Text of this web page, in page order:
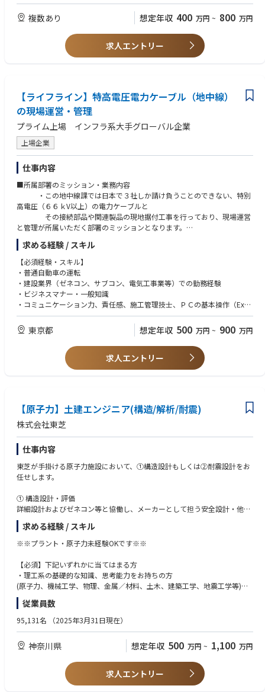
発電施設の電気設備にとどまらず、土木建築領域も含めて一括で発注した
いお客様のニーズに応じ得る、次世代の工事設計キーマン育成を
目指しています。まずは自家用発電所新設工事等の構造設計を中心とした
土木建築の計画業務に従事していただきます。
技術スキルをより高めるため現地施工管理業務に従事いただくこともあり
「高度な専門職を目指すエキスパートコース」と「組織経営面から経営活
動を牽引するマネジメントコース」が準備されています。
●職場環境
残業時間：平均20時間/月 程度
出張：有 (頻度：2～3回/月、期間：2日程度)
転勤可能性：大阪地区、九州地区の拠点への転勤可能性有り
リモートワーク：有
中途社員の割合：約10%
・当社は電力インフラ分野のリーディング企業であり、社会インフラを支
える重要な役割を担っています。自身が携わったプラントが多くの人々の
・数十億円規模の大規模プロジェクトがあります。関係者全員の協力のも
と、現場の最前線で業務に携わり、綿密な計画と高度な技術を駆使して工
●事業/製品の強み
当社の発電設備，送電・配電設備，計装制御システムなど電力プラントに
関わる主要電気設備は、三菱電機と三菱電機グループ内で全て供給するこ
とができ、国内外で数多くの納入実績があります。長年に渡り培ってきた
「技術力，経験，総合力」は国内外の多くの顧客から高く評価頂いており
ます。
今後も更なる技術革新を進めながら、持続可能な社会の実現に貢献してい
きます。
●想定されるキャリアパス
まずは、現場責任者の元で当社の施工管理業務を習得して頂き、将来的に
は現場責任者として案件を担当して頂きます。
能力や適正に応じて、国内での大型発電プラント、変電プラント、原子力
プラント、海外の発電プラントに係る据付計画業務、現地施工管理業務等
に従事頂くことを想定しています。
●職場環境
残業時間 ：平均20時間/月 程度
出張：有 (頻度：2～3回/月、期間：2日程度)
転勤可能性：大阪地区、九州地区の拠点への転勤可能性有り
リモートワーク：導入実績有（現地派遣時は無し）
中途社員の割合：約１０%
・ゼネコン対応の経験のある方
・中国での開発経験
複数あり 想定年収 400 万円 ~ 800 万円
求人エントリー
【ライフライン】特高電圧電力ケーブル（地中線）
の現場運営・管理
プライム上場 インフラ系大手グローバル企業
上場企業
仕事内容
■所属部署のミッション・業務内容
・この地中線課では日本で３社しか請け負うことのできない、特別
高電圧（６６ｋV以上）の電力ケーブルと
その接続部品や関連製品の現地据付工事を行っており、現場運営
と管理が所属いただく部署のミッションとなります。
・管理の範囲は広く、工程・安全・品質・原価・環境保全管理が対
象となります。
■担当いただく業務
・工事現場の施工管理の補佐業務（工程、安全、品質、原価、環境
・工事着工前の諸準備の補佐業務（顧客との打合せ、現場調査、工
程表の作成、施工計画書の作成、
許可申請届出、労災保険加入申請、現場事務所設営、実行予算作
成、連絡先の届出、消耗品の手配、
理、安全・健康管理、工事費管理、記録類の保管、他企業との調整、勤怠
管理、工事記録、週報作成、トラブル対応）
■入社後のキャリアパス
・現場にアサインされるのは同じ会社の社員ばかりです。
1つの現場で30～40名ほどになるものも多く、ベテラン社員の基
で業務を覚えられます。
・数年後には現場代理人として、一つの案件を１人でご対応いただ
きます。
■この業務のやりがい・魅力
学ぶことができます。
・人々のライフラインを支えるインフラである電力ケーブルの据付
という、社会貢献性の高い業務を運営・管理いただけます。
・電力ケーブルはなくなることがなく、また長期間による老朽化で
の置き換え需要もあるため、
将来なくなることはなく、安定した市場が見込まれます。
特に足元では、20世紀中ごろ以降に施工したケーブルの老朽化に
よる置き換えで需要にあふれており、
職務をになっていただける方を増員募集しております。
・普段目にすることのないような直系のケーブルを扱い、1件当た
求める経験 / スキル
【必須経験・スキル】
・普通自動車の運転
・建設業界（ゼネコン、サブコン、電気工事業等）での勤務経験
・ビジネスマナー・一般知識
・コミュニケーション力、責任感、施工管理技士、ＰＣの基本操作（Exce
l、Outlook、Teams）
【歓迎経験・スキル】
・電力会社発注工事（送配電部門）の経験
・監理技術者（一級電気施工管理技士）
・ビジネス文書作成
東京都 想定年収 500 万円 ~ 900 万円
求人エントリー
【原子力】土建エンジニア(構造/解析/耐震)
株式会社東芝
仕事内容
東芝が手掛ける原子力施設において、①構造設計もしくは②耐震設計をお
任せします。
① 構造設計・評価
詳細設計およびゼネコン等と協働し、メーカーとして担う安全設計・他部
門要求ならびに各種規格・基準を満たす建屋の設計・評価を行います。
対象：原子炉建屋等、原子力発電所における重要建屋（主にRC造）
・機器・配管・電気計装等の関連部門との設計インターフェース調整（要
求寸法、荷重条件、貫通孔位置 等）
・原子力規制対応への技術的支援
・ベンダー図書（地震応答解析、RC造建屋の構造計算書等）の技術レビュ
ーおよび妥当性確認
・鉄筋コンクリート構造における支持機能の評価・検討
・新設建屋基本計画の策定
【出張頻度】
サイトへ年数回、日帰り~1泊程度
求める経験 / スキル
※※プラント・原子力未経験OKです※※
【必須】下記いずれかに当てはまる方
・理工系の基礎的な知識、思考能力をお持ちの方
(原子力、機械工学、物理、金属／材料、土木、建築工学、地震工学等)
・現職も含め1社につき2年以上のエンジニアリング経験
【歓迎】下記いずれかに当てはまる方
一級建築士、二級建築士
技術士(建設部門)
コンクリート技士
一級施工管理技士資格(土木・建築)等
従業員数
95,131名 （2025年3月31日現在）
神奈川県 想定年収 500 万円 ~ 1,100 万円
求人エントリー